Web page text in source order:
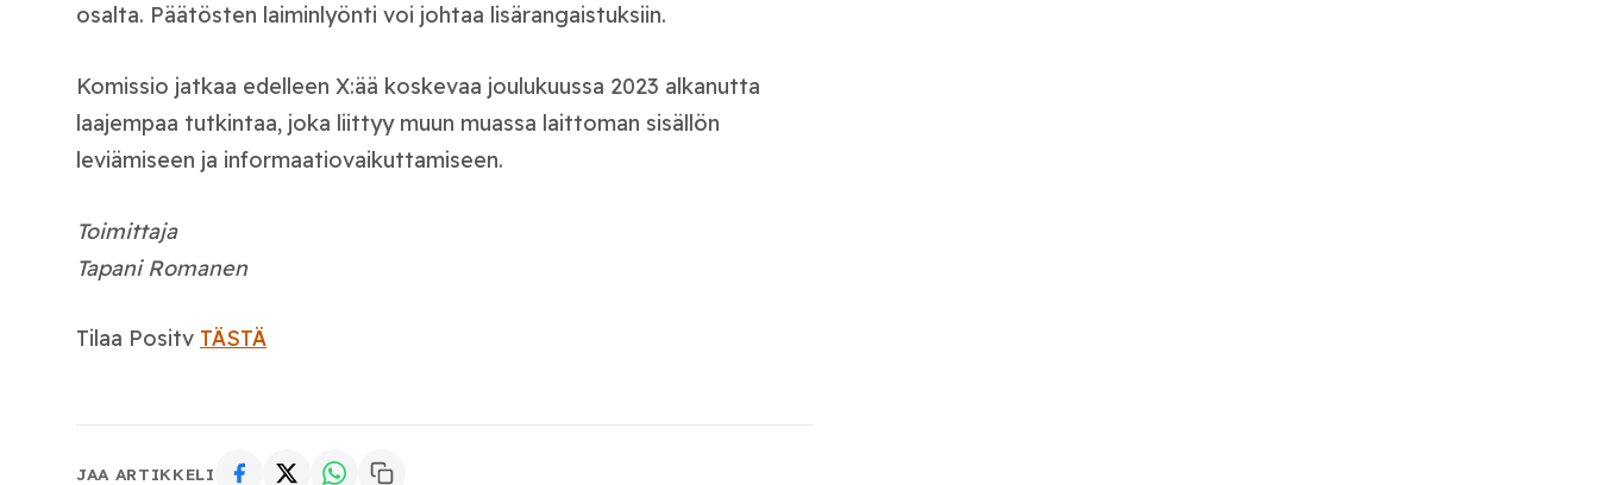
osalta. Päätösten laiminlyönti voi johtaa lisärangaistuksiin.
Komissio jatkaa edelleen X:ää koskevaa joulukuussa 2023 alkanutta
laajempaa tutkintaa, joka liittyy muun muassa laittoman sisällön
leviämiseen ja informaatiovaikuttamiseen.
Toimittaja
Tapani Romanen
Tilaa Positv TÄSTÄ
JAA ARTIKKELI